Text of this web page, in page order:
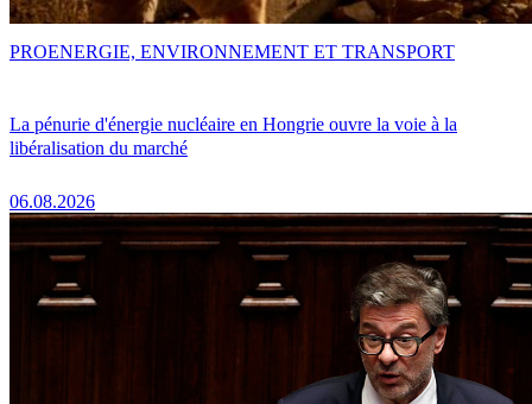
La pénurie d'énergie nucléaire en Hongrie ouvre la voie à la
libéralisation du marché
06.08.2026
PROENERGIE, ENVIRONNEMENT ET TRANSPORT